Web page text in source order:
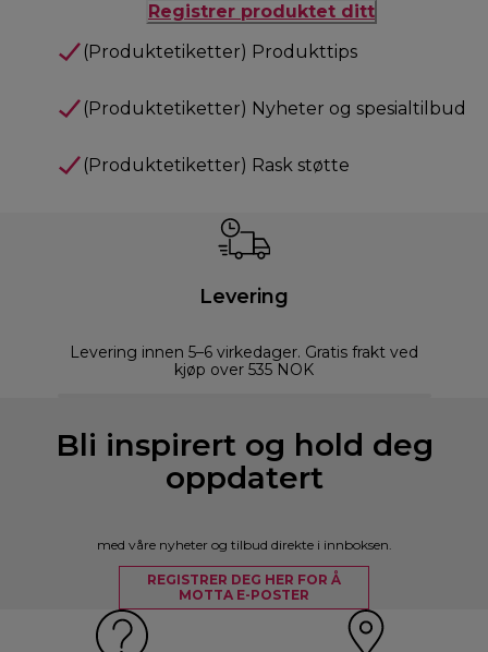
Registrer produktet ditt
(Produktetiketter) Produkttips
(Produktetiketter) Nyheter og spesialtilbud
(Produktetiketter) Rask støtte
Levering
Levering innen 5–6 virkedager. Gratis frakt ved
kjøp over 535 NOK
Bli inspirert og hold deg
oppdatert
med våre nyheter og tilbud direkte i innboksen.
REGISTRER DEG HER FOR Å
MOTTA E-POSTER